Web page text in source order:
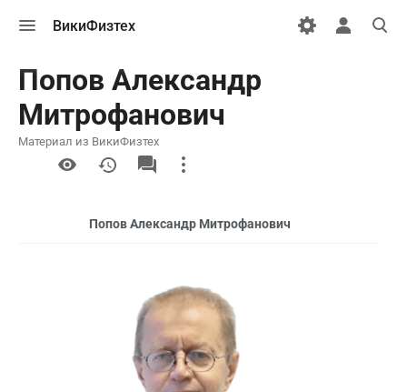
меню
ВикиФизтех
Открыть
поиск
Попов Александр
Митрофанович
Материал из ВикиФизтех
More
actions
Попов Александр Митрофанович